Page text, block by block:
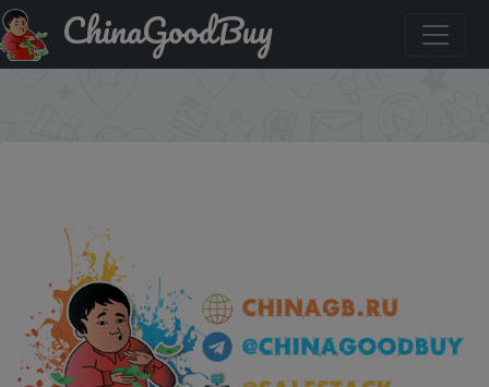
Придбати по акціи Бесплатная раздача Batman: The
Enemy Within - The Telltale Series в магазине Microsoft
ChinaGoodBuy